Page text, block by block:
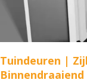
Tuindeuren |
Binnendraaiend